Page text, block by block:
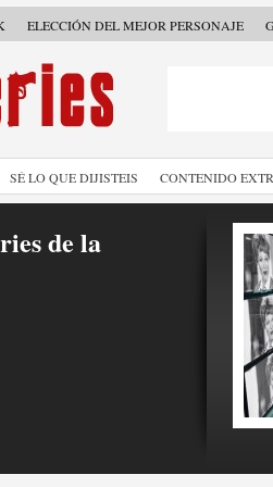
ELECCIÓN DEL MEJOR PERSONAJE
SÉ LO QUE DIJISTEIS CONTENIDO
de la